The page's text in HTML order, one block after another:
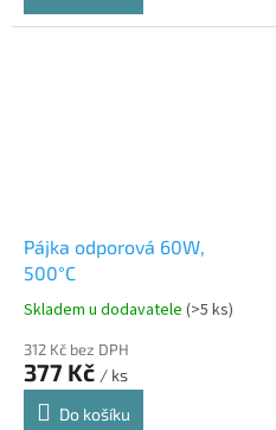
Pájka odporová 60W,
500°C
Skladem u dodavatele (>5 ks)
312 Kč bez DPH
377 Kč / ks
Do košíku